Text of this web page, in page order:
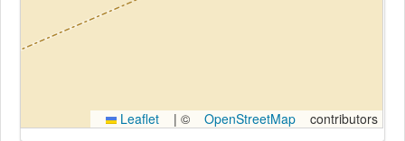
Leaflet | © OpenStreetMap contributors